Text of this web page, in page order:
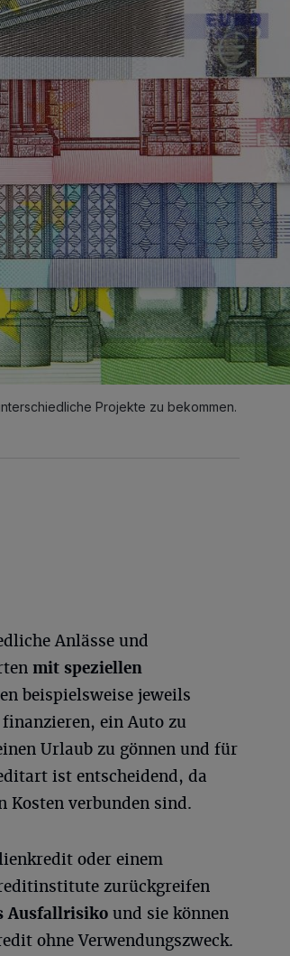
Projekte zu bekommen.
Anlässe und
mit speziellen
beispielsweise jeweils
ein Auto zu
Urlaub zu gönnen und für
ist entscheidend, da
Kosten verbunden sind.
oder einem
zurückgreifen
Ausfallrisiko und sie können
ohne Verwendungszweck.